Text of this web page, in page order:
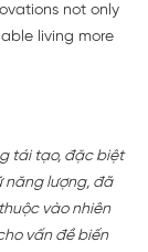
not only
living more
tái tạo, đặc biệt
năng lượng, đã
vào nhiên
vấn đề biến